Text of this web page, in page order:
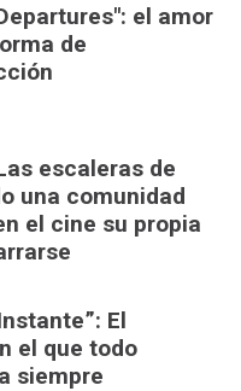
el amor
de
escaleras de
una comunidad
el cine su propia
El
el que todo
siempre